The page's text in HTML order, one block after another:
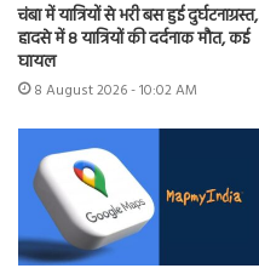
चंबा में यात्रियों से भरी बस हुई दुर्घटनाग्रस्त,
हादसे में 8 यात्रियों की दर्दनाक मौत, कई
घायल
8 August 2026 - 10:02 AM